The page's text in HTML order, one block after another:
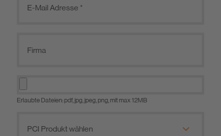
Erlaubte Dateien: pdf, jpg, jpeg, png, mit max 12MB